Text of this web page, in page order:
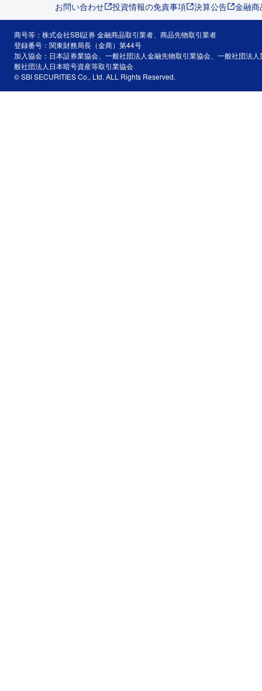
お問い合わせ 投資情報の免責事項 決算公告 金融
商号等：株式会社SBI証券 金融商品取引業者、商品先物取引業者
登録番号：関東財務局長（金商）第44号
加入協会：日本証券業協会、一般社団法人金融先物取引業協会、一般社団法
般社団法人日本暗号資産等取引業協会
© SBI SECURITIES Co., Ltd. ALL Rights Reserved.